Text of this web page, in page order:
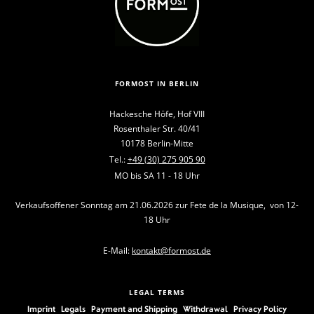
FORMOST IN BERLIN
Hackesche Höfe, Hof VIII
Rosenthaler Str. 40/41
10178 Berlin-Mitte
Tel.:+49 (30) 275 905 90
MO bis SA 11 - 18 Uhr
Verkaufsoffener Sonntag am 21.06.2026 zur Fete de la Musique, von 12-
18 Uhr
E-Mail: kontakt@formost.de
LEGAL TERMS
Imprint Legals Payment and Shipping Withdrawal Privacy Policy